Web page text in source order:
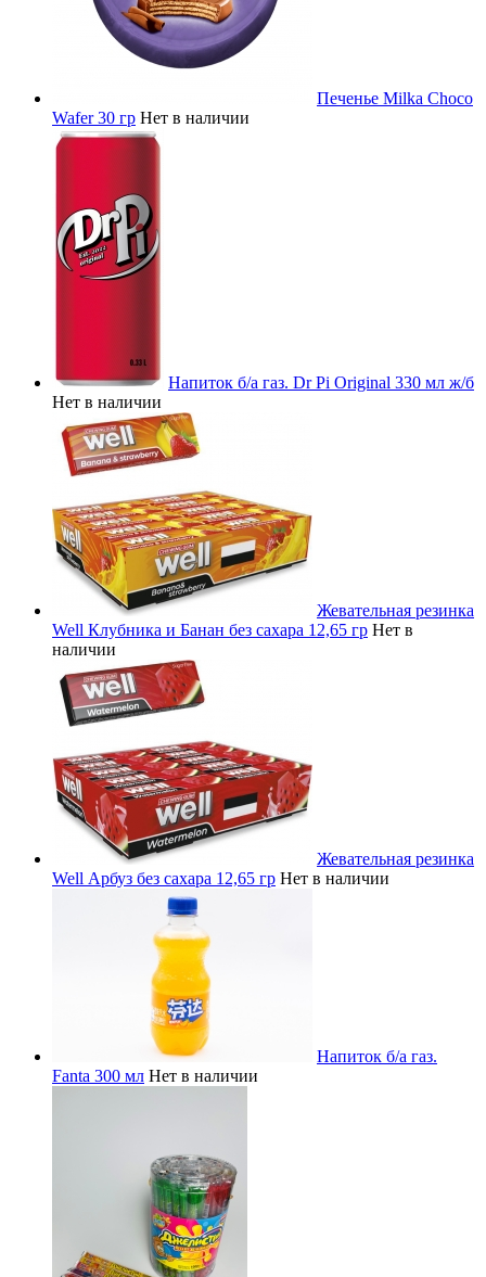
Печенье Milka Choco
Wafer 30 гр Нет в наличии
Напиток б/а газ. Dr Pi Original 330 мл ж/б
Нет в наличии
Жевательная резинка
Well Клубника и Банан без сахара 12,65 гр Нет в
наличии
Жевательная резинка
Well Арбуз без сахара 12,65 гр Нет в наличии
Напиток б/а газ.
Fanta 300 мл Нет в наличии